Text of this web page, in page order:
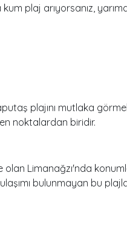
plaj arıyorsanız,
plajını mutlaka
noktalardan biridir.
Limanağzı'nda
bulunmayan bu